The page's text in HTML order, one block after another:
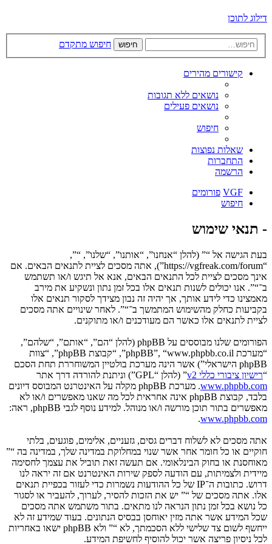
דילוג לתוכן
חיפוש חיפוש מתקדם
קישורים מהירים
נושאים ללא תגובות
נושאים פעילים
חיפוש
שאלות נפוצות
התחברות
הרשמה
VGF פורומים
חיפוש
- תנאי שימוש
בעת הגישה אל “” (להלן “אנחנו”, “אותנו”, “שלנו”, “”,
“https://vgfreak.com/forum”), אתה מסכים לציית לתנאים הבאים. אם
אינך מסכים לציית לכל התנאים הבאים, אנא אל תיגש ו/או תשתמש
ב־“”. אנו יכולים לשנות תנאים אלו בכל זמן נתון ונשקיע את מירב
מאמצינו כדי לידע אותך, אך יהיה זה נבון מצידך לסקור תנאים אלו
בקביעות כחלק מהשימוש המתמשך ב־“”. לאחר שינויים אתה מסכים
לציית לתנאים אלו כאשר הם מעודכנים ו/או מתוקנים.
הפורומים שלנו מבוססים על phpBB (להלן “הם”, “אותם”, “שלהם”,
“מערכת phpBB”, “www.phpbb.co.il”, “קבוצת phpBB”, “צוות
phpBB הישראלי”) אשר הינה מערכת בולטיין המשוחררת תחת הסכם
“רישיון ציבורי כללי v2
” (להלן “GPL”) וניתנת להורדה דרך אתר
www.phpbb.com
. מערכת phpBB מקלה על האינטרנט המבוסס דיונים
בלבד, קבוצת phpBB אינה אחראית לכל מה שאנו מאפשרים ו/או לא
מאפשרים בתור תוכן מורשה ו/או מנוהל. למידע נוסף לגבי phpBB, ראה:
www.phpbb.com
.
אתה מסכים לא לשלוח דברים גסים, גזעניים, אלימים, פוגעים, בלתי
חוקיים או כל חומר אחר אשר שנוי במחלוקת במדינה שלך, במדינה בה “”
מאוחסנת או בחוק הבינלאומי. אם תעשה זאת תוביל את עצמך לחסימה
מיידית ולצמיתות, עם הודעה לספק שירות האינטרנט אם זה יראה לנו
דרוש. כתובות ה־IP של כל ההודעות נשמרות כדי לעזור בכפיית תנאים
אלו. אתה מסכים של “” יש את הזכות להסיר, לערוך, להעביר או לסגור
כל נושא בכל זמן נתון הנראה לנו מתאים. בתור משתמש אתה מסכים
שכל המידע אשר אתה מזין יאוחסן בבסיס הנתונים. בעוד שמידע זה לא
ייחשף לשום צד שלישי ללא הסכמתך, לא “” ולא phpBB ישאו באחריות
לכל ניסיון פריצה אשר יכול להוסיף לחשיפת המידע.